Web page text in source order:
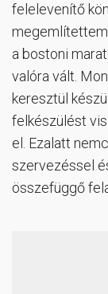
felelevenítő
a bostoni
valóra vált.
keresztül
felkészülést
el. Ezalatt
szervezéssel
összefüggő